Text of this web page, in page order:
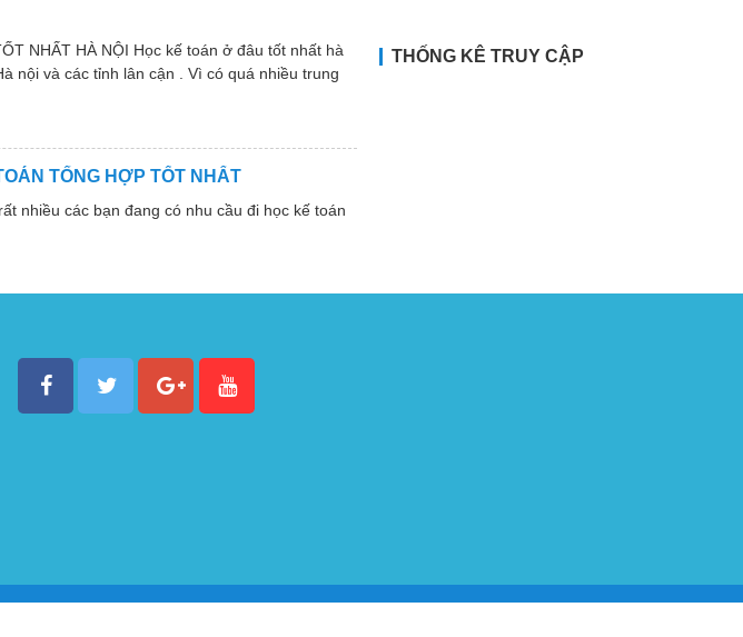
NHẤT HÀ NỘI Học kế toán ở đâu tốt nhất hà
nội và các tỉnh lân cận . Vì có quá nhiều trung
TỔNG HỢP TỐT NHẤT
nhiều các bạn đang có nhu cầu đi học kế toán
THỐNG KÊ TRUY CẬP